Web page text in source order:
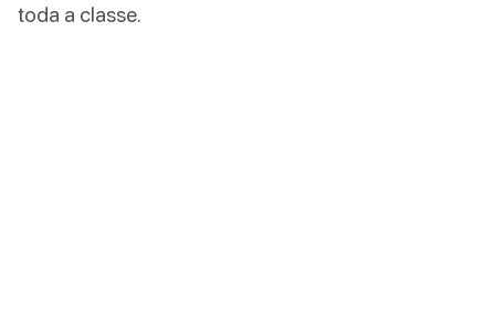
toda a classe.